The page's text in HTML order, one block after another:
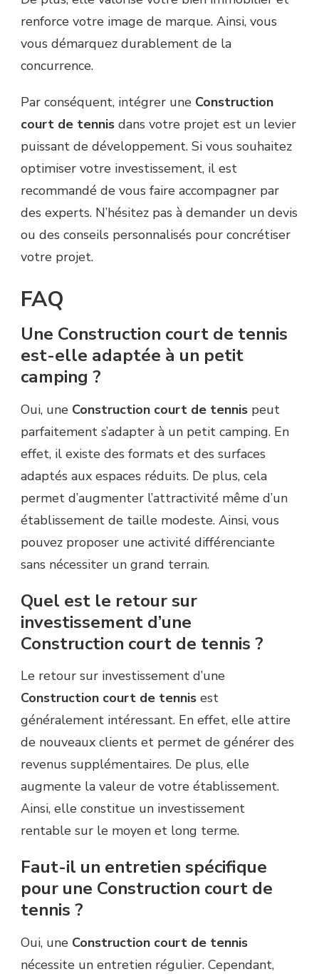
renforce votre image de marque. Ainsi, vous
vous démarquez durablement de la
concurrence.
Par conséquent, intégrer une Construction
court de tennis dans votre projet est un levier
puissant de développement. Si vous souhaitez
optimiser votre investissement, il est
recommandé de vous faire accompagner par
des experts. N’hésitez pas à demander un devis
ou des conseils personnalisés pour concrétiser
votre projet.
FAQ
Une Construction court de tennis
est-elle adaptée à un petit
camping ?
Oui, une Construction court de tennis peut
parfaitement s’adapter à un petit camping. En
effet, il existe des formats et des surfaces
adaptés aux espaces réduits. De plus, cela
permet d’augmenter l’attractivité même d’un
établissement de taille modeste. Ainsi, vous
pouvez proposer une activité différenciante
sans nécessiter un grand terrain.
Quel est le retour sur
investissement d’une
Construction court de tennis ?
Le retour sur investissement d’une
Construction court de tennis est
généralement intéressant. En effet, elle attire
de nouveaux clients et permet de générer des
revenus supplémentaires. De plus, elle
augmente la valeur de votre établissement.
Ainsi, elle constitue un investissement
rentable sur le moyen et long terme.
Faut-il un entretien spécifique
pour une Construction court de
tennis ?
Oui, une Construction court de tennis
nécessite un entretien régulier. Cependant,